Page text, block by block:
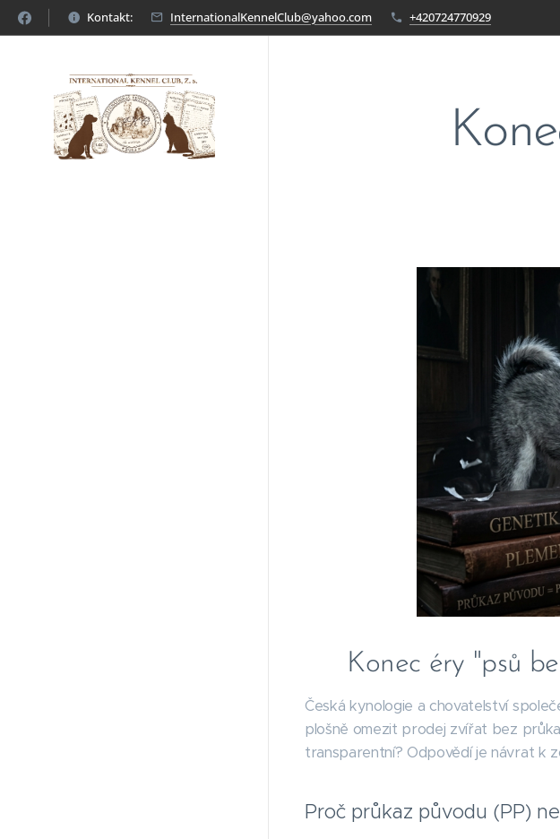
Kontakt: InternationalKennelClub@yahoo.com +420724770929
Konec éry "psů
Česká kynologie a chovatelství
plošně omezit prodej zvířat bez
transparentní? Odpovědí je návrat k
Proč průkaz původu (PP)